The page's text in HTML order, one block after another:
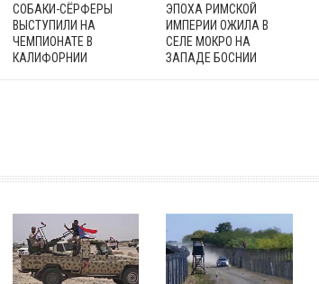
СОБАКИ-СЁРФЕРЫ
ВЫСТУПИЛИ НА
ЧЕМПИОНАТЕ В
КАЛИФОРНИИ
ЭПОХА РИМСКОЙ
ИМПЕРИИ ОЖИЛА В
СЕЛЕ МОКРО НА
ЗАПАДЕ БОСНИИ